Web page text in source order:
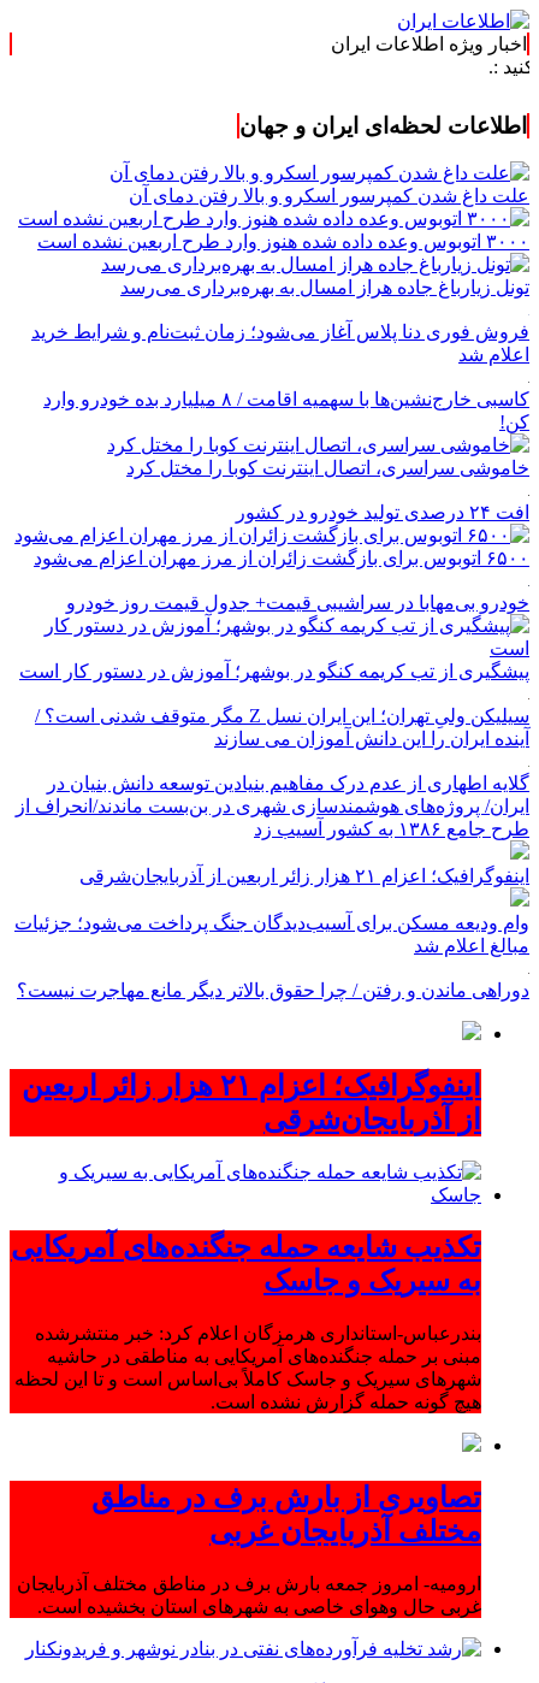
اخبار ویژه اطلاعات ایران
اطلاعات لحظه‌ای ایران و جهان
علت داغ شدن کمپرسور اسکرو و بالا رفتن دمای آن
۳۰۰۰ اتوبوس وعده داده شده هنوز وارد طرح اربعین نشده است
تونل زیارباغ جاده هراز امسال به بهره‌برداری می‌رسد
فروش فوری دنا پلاس آغاز می‌شود؛ زمان ثبت‌نام و شرایط خرید
اعلام شد
کاسبی خارج‌نشین‌ها با سهمیه اقامت / ۸ میلیارد بده خودرو وارد
کن!
خاموشی سراسری، اتصال اینترنت کوبا را مختل کرد
افت ۲۴ درصدی تولید خودرو در کشور
۶۵۰۰ اتوبوس برای بازگشت زائران از مرز مهران اعزام می‌شود
خودرو بی‌مهابا در سراشیبی قیمت+ جدول قیمت روز خودرو
پیشگیری از تب کریمه کنگو در بوشهر؛ آموزش در دستور کار است
سیلیکن ولیِ تهران؛ این ایران نسل Z مگر متوقف شدنی است؟ /
آینده ایران را این دانش آموزان می سازند
گلایه اطهاری از عدم درک مفاهیم بنیادین توسعه دانش بنیان در
ایران/ پروژه‌های هوشمندسازی شهری در بن‌بست ماندند/انحراف از
طرح جامع ۱۳۸۶ به کشور آسیب زد
اینفوگرافیک؛ اعزام ۲۱ هزار زائر اربعین از آذربایجان‌شرقی
وام ودیعه مسکن برای آسیب‌دیدگان جنگ پرداخت می‌شود؛ جزئیات
مبالغ اعلام شد
دوراهی ماندن و رفتن / چرا حقوق بالاتر دیگر مانع مهاجرت نیست؟
اینفوگرافیک؛ اعزام ۲۱ هزار زائر اربعین
از آذربایجان‌شرقی
تکذیب شایعه حمله جنگنده‌های آمریکایی
به سیریک و جاسک
بندرعباس-استانداری هرمزگان اعلام کرد: خبر منتشرشده
مبنی بر حمله جنگنده‌های آمریکایی به مناطقی در حاشیه
شهرهای سیریک و جاسک کاملاً بی‌اساس است و تا این لحظه
هیچ گونه حمله گزارش نشده است.
تصاویری از بارش برف در مناطق
مختلف آذربایجان غربی
ارومیه- امروز جمعه بارش برف در مناطق مختلف آذربایجان
غربی حال وهوای خاصی به شهرهای استان بخشیده است.